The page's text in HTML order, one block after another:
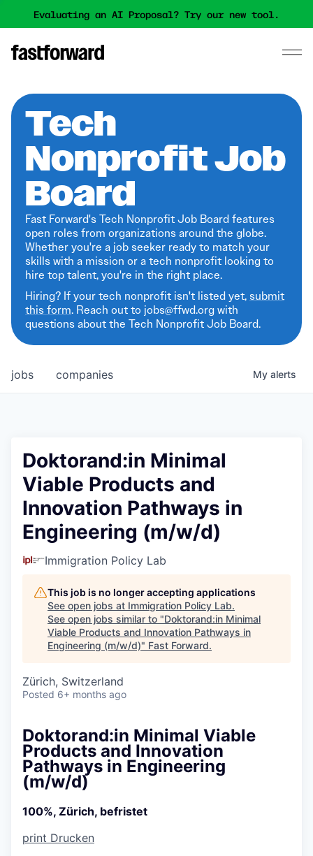
Evaluating an AI Proposal? Try our new tool.
Tech
Nonprofit Job
Board
Fast Forward's Tech Nonprofit Job Board features
open roles from organizations around the globe.
Whether you're a job seeker ready to match your
skills with a mission or a tech nonprofit looking to
hire top talent, you're in the right place.
Hiring? If your tech nonprofit isn't listed yet,submit
this form. Reach out to jobs@ffwd.org with
questions about the Tech Nonprofit Job Board.
jobs companies My alerts
Doktorand:in Minimal
Viable Products and
Innovation Pathways in
Engineering (m/w/d)
Immigration Policy Lab
This job is no longer accepting applications
See open jobs at Immigration Policy Lab.
See open jobs similar to "Doktorand:in Minimal
Viable Products and Innovation Pathways in
Engineering (m/w/d)" Fast Forward.
Zürich, Switzerland
Posted 6+ months ago
Doktorand:in Minimal Viable
Products and Innovation
Pathways in Engineering
(m/w/d)
100%, Zürich, befristet
print Drucken